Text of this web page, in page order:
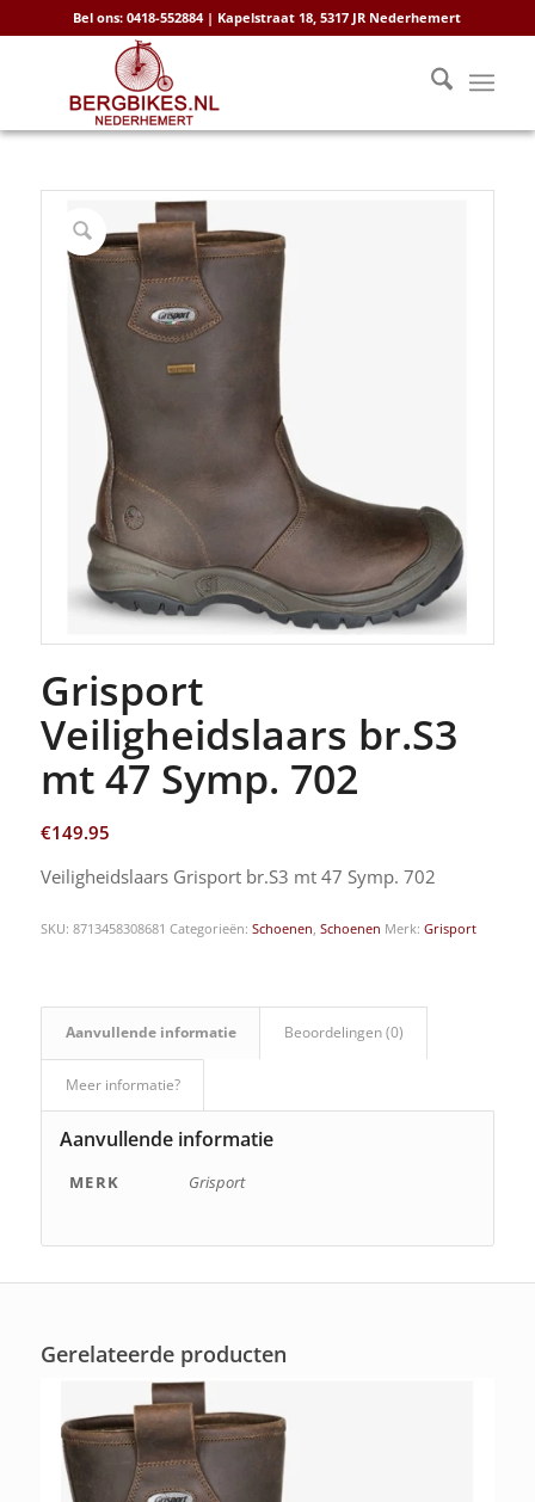
Bel ons: 0418-552884 | Kapelstraat 18, 5317 JR Nederhemert
Grisport
Veiligheidslaars br.S3
mt 47 Symp. 702
€149.95
Veiligheidslaars Grisport br.S3 mt 47 Symp. 702
SKU: 8713458308681 Categorieën: Schoenen, Schoenen Merk: Grisport
Aanvullende informatie Beoordelingen (0)
Meer informatie?
Aanvullende informatie
MERK Grisport
Gerelateerde producten